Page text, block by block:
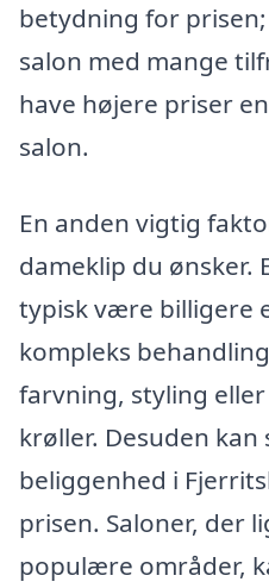
betydning for
salon med mange
have højere priser
salon.
En anden vigtig
dameklip du ønsker.
typisk være billigere
kompleks
farvning, styling
krøller. Desuden kan
beliggenhed i
prisen. Saloner, der
populære områder,